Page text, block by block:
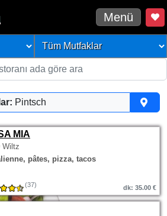
Menü
Pintsch
MIA
Wiltz
pâtes, pizza, tacos
(37) dk: 35.00 €